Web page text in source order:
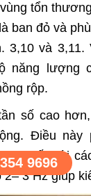
tổn
ban đỏ và
3,10 và 3,11.
năng lượng
rộp.
số cao
Điều này
sĩ. Đối với
2– 3 Hz giúp
9696